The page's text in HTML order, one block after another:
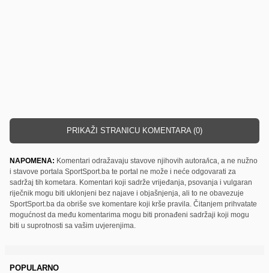
PRIKAŽI STRANICU KOMENTARA (0)
NAPOMENA: Komentari odražavaju stavove njihovih autora/ica, a ne nužno
i stavove portala SportSport.ba te portal ne može i neće odgovarati za
sadržaj tih kometara. Komentari koji sadrže vrijeđanja, psovanja i vulgaran
riječnik mogu biti uklonjeni bez najave i objašnjenja, ali to ne obavezuje
SportSport.ba da obriše sve komentare koji krše pravila. Čitanjem prihvatate
mogućnost da među komentarima mogu biti pronađeni sadržaji koji mogu
biti u suprotnosti sa vašim uvjerenjima.
POPULARNO